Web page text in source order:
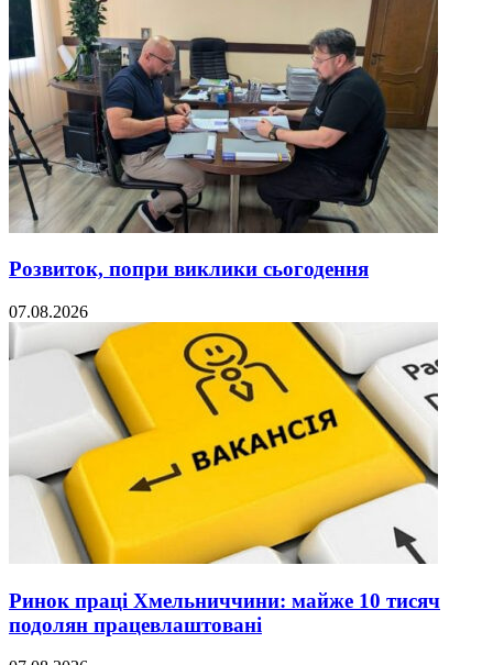
Розвиток, попри виклики сьогодення
07.08.2026
Ринок праці Хмельниччини: майже 10 тисяч
подолян працевлаштовані